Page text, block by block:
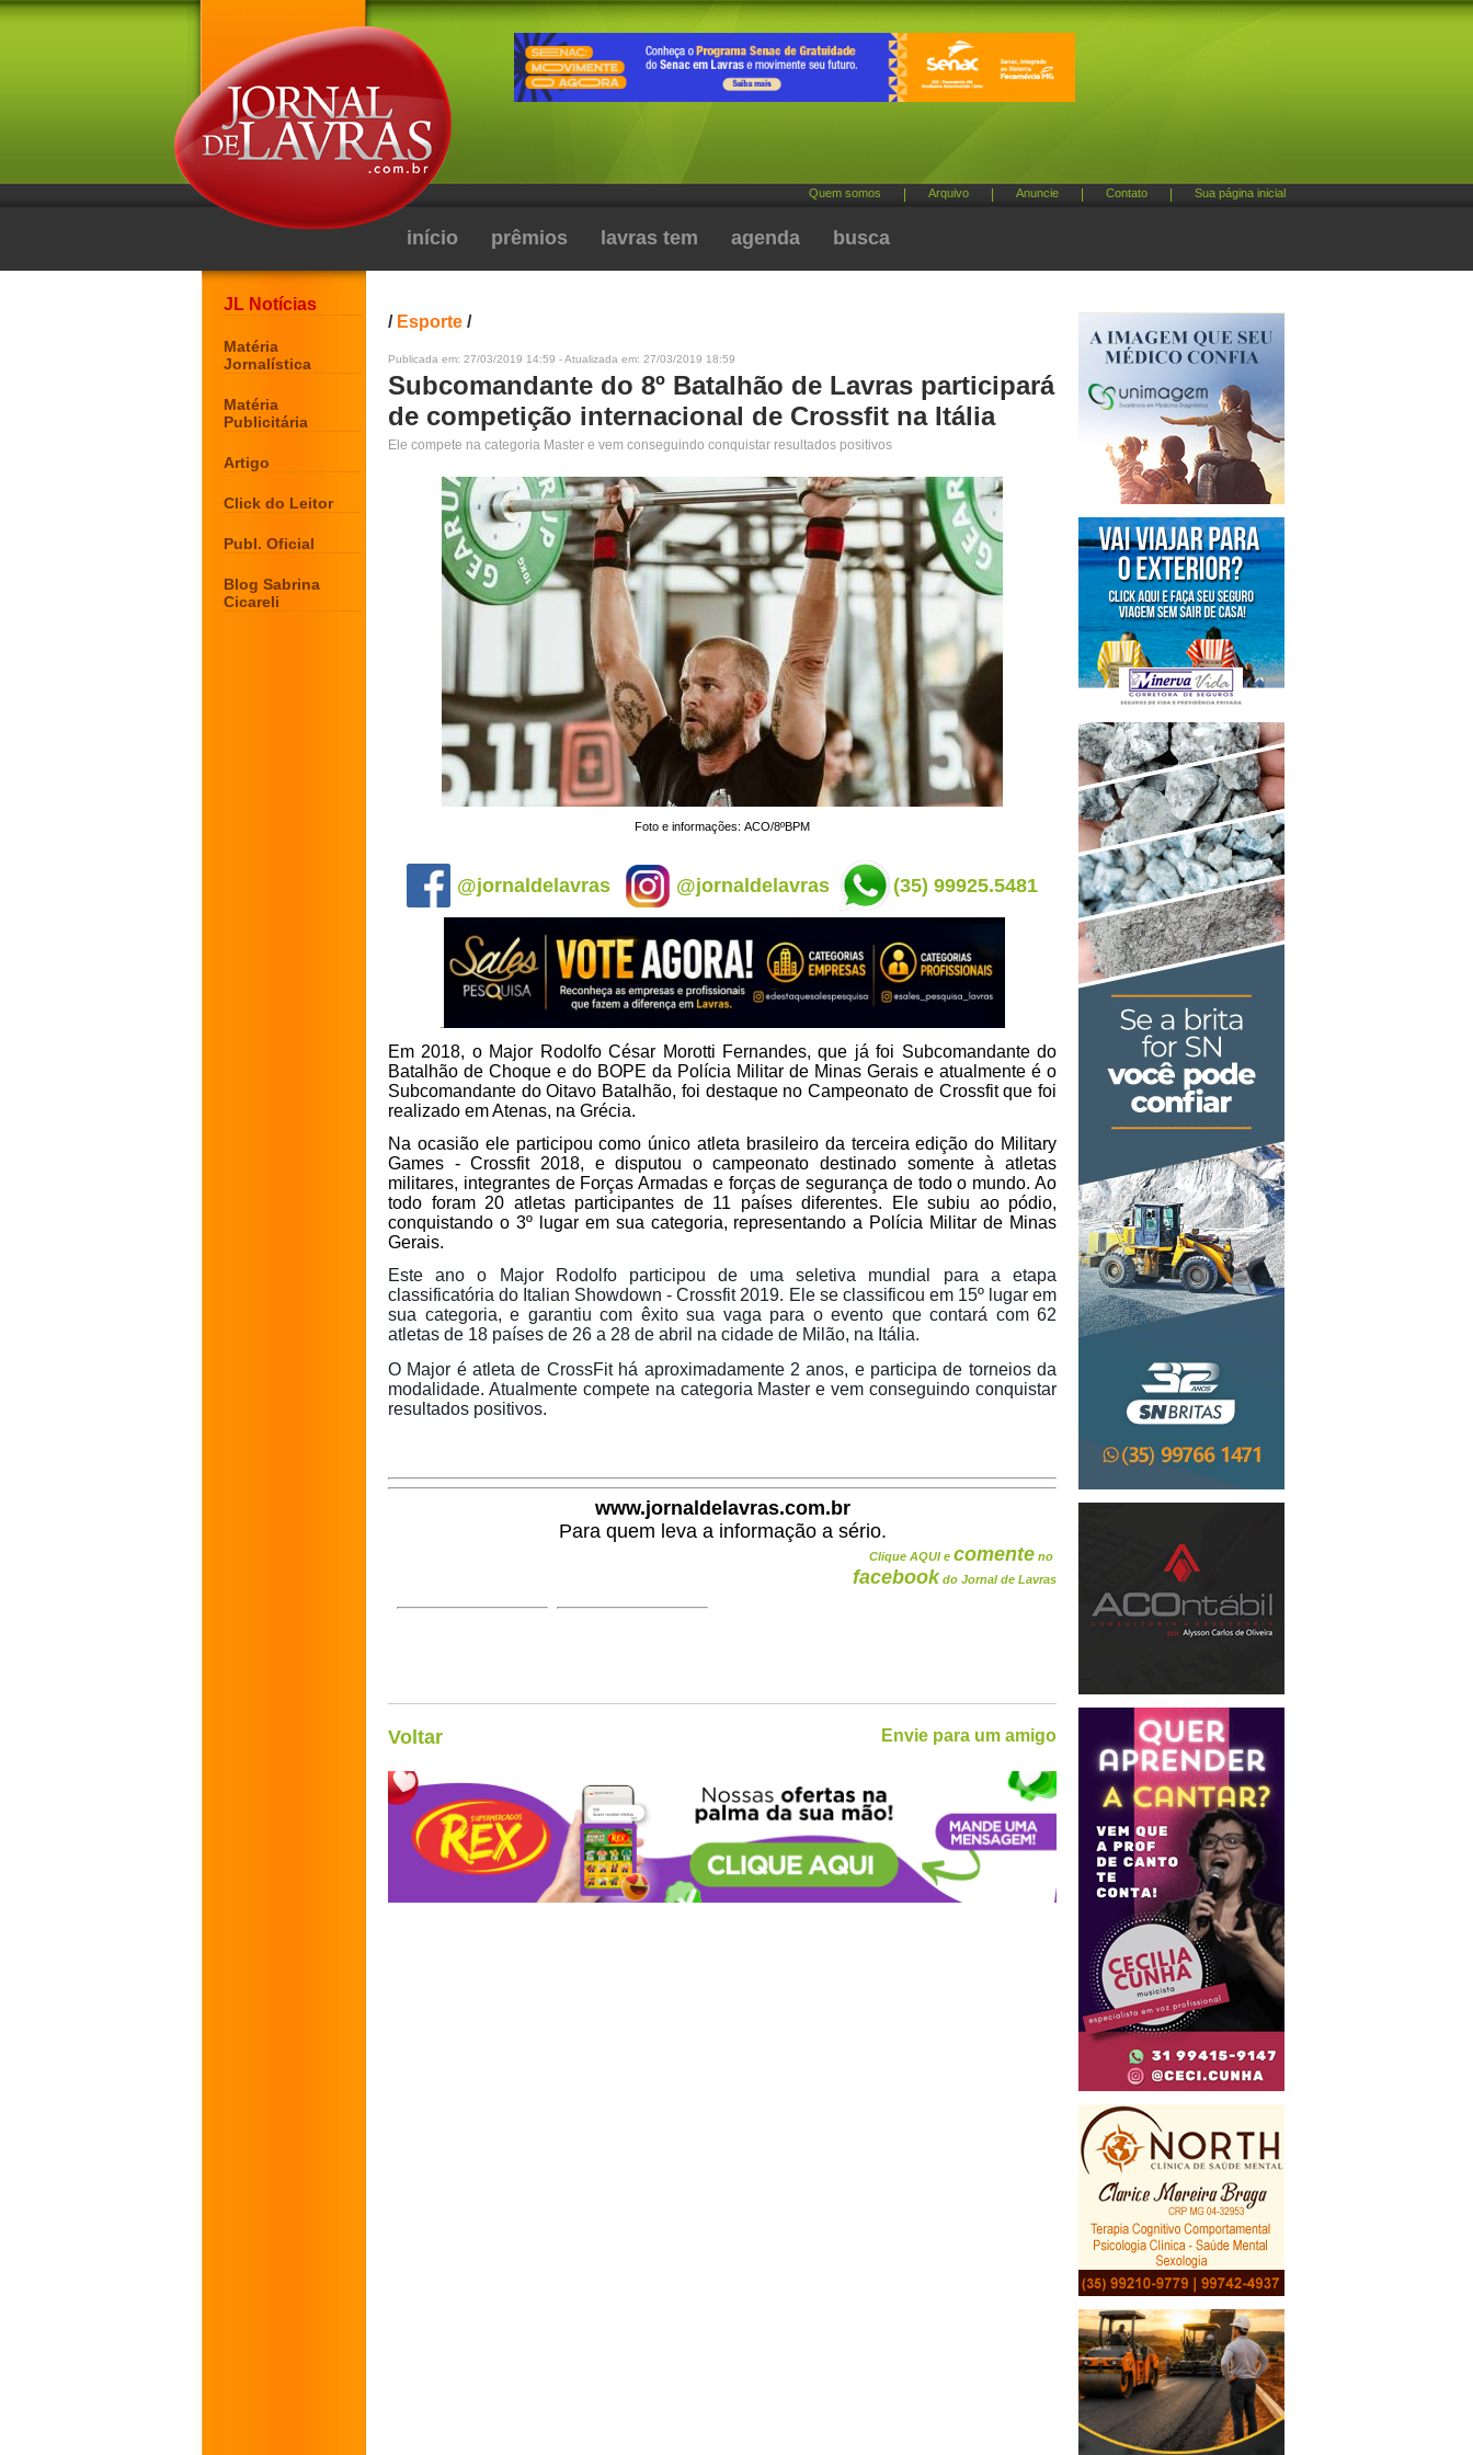
Quem somos Arquivo Anuncie Contato Sua página inicial
início prêmios lavras tem agenda busca
JL Notícias
Matéria
Jornalística
Matéria
Publicitária
Artigo
Click do Leitor
Publ. Oficial
Blog Sabrina
Cicareli
/ Esporte /
Publicada em: 27/03/2019 14:59 - Atualizada em: 27/03/2019 18:59
Subcomandante do 8º Batalhão de Lavras participará
de competição internacional de Crossfit na Itália
Ele compete na categoria Master e vem conseguindo conquistar resultados positivos
Foto e informações: ACO/8ºBPM
@jornaldelavras @jornaldelavras (35) 99925.5481
Em 2018, o Major Rodolfo César Morotti Fernandes, que já foi Subcomandante do
Batalhão de Choque e do BOPE da Polícia Militar de Minas Gerais e atualmente é o
Subcomandante do Oitavo Batalhão, foi destaque no Campeonato de Crossfit que foi
realizado em Atenas, na Grécia.
Na ocasião ele participou como único atleta brasileiro da terceira edição do Military
Games - Crossfit 2018, e disputou o campeonato destinado somente à atletas
militares, integrantes de Forças Armadas e forças de segurança de todo o mundo. Ao
todo foram 20 atletas participantes de 11 países diferentes. Ele subiu ao pódio,
conquistando o 3º lugar em sua categoria, representando a Polícia Militar de Minas
Gerais.
Este ano o Major Rodolfo participou de uma seletiva mundial para a etapa
classificatória do Italian Showdown - Crossfit 2019. Ele se classificou em 15º lugar em
sua categoria, e garantiu com êxito sua vaga para o evento que contará com 62
atletas de 18 países de 26 a 28 de abril na cidade de Milão, na Itália.
O Major é atleta de CrossFit há aproximadamente 2 anos, e participa de torneios da
modalidade. Atualmente compete na categoria Master e vem conseguindo conquistar
resultados positivos.
www.jornaldelavras.com.br
Para quem leva a informação a sério.
Clique AQUI e comente no
facebook do Jornal de Lavras
Voltar Envie para um amigo